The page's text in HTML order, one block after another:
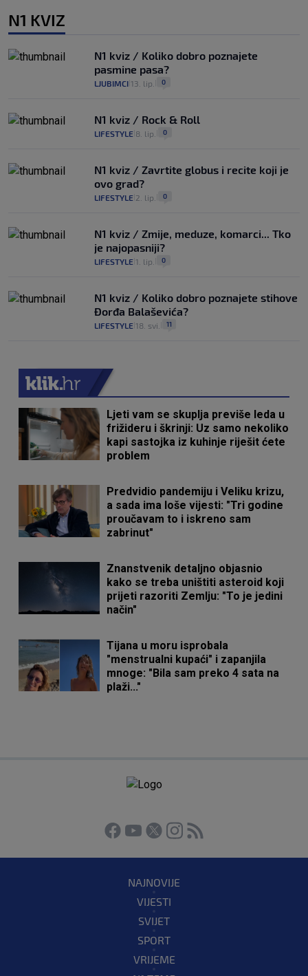
N1 KVIZ
N1 kviz / Koliko dobro poznajete
pasmine pasa?
LJUBIMCI 13. lip. 0
N1 kviz / Rock & Roll
LIFESTYLE 8. lip. 0
N1 kviz / Zavrtite globus i recite koji je
ovo grad?
LIFESTYLE 2. lip. 0
N1 kviz / Zmije, meduze, komarci... Tko
je najopasniji?
LIFESTYLE 1. lip. 0
N1 kviz / Koliko dobro poznajete stihove
Đorđa Balaševića?
LIFESTYLE 18. svi. 11
Ljeti vam se skuplja previše leda u
frižideru i škrinji: Uz samo nekoliko
kapi sastojka iz kuhinje riješit ćete
problem
Predvidio pandemiju i Veliku krizu,
a sada ima loše vijesti: "Tri godine
proučavam to i iskreno sam
zabrinut"
Znanstvenik detaljno objasnio
kako se treba uništiti asteroid koji
prijeti razoriti Zemlju: "To je jedini
način"
Tijana u moru isprobala
"menstrualni kupaći" i zapanjila
mnoge: "Bila sam preko 4 sata na
plaži..."
NAJNOVIJE
VIJESTI
SVIJET
SPORT
VRIJEME